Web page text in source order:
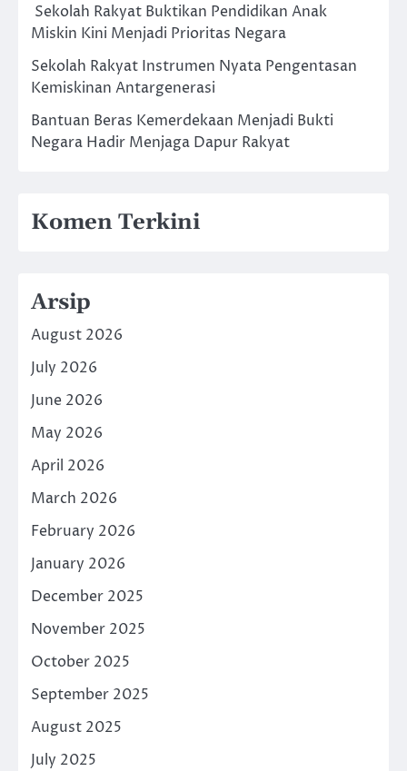
Sekolah Rakyat Buktikan Pendidikan Anak
Miskin Kini Menjadi Prioritas Negara
Sekolah Rakyat Instrumen Nyata Pengentasan
Kemiskinan Antargenerasi
Bantuan Beras Kemerdekaan Menjadi Bukti
Negara Hadir Menjaga Dapur Rakyat
Komen Terkini
Arsip
August 2026
July 2026
June 2026
May 2026
April 2026
March 2026
February 2026
January 2026
December 2025
November 2025
October 2025
September 2025
August 2025
July 2025